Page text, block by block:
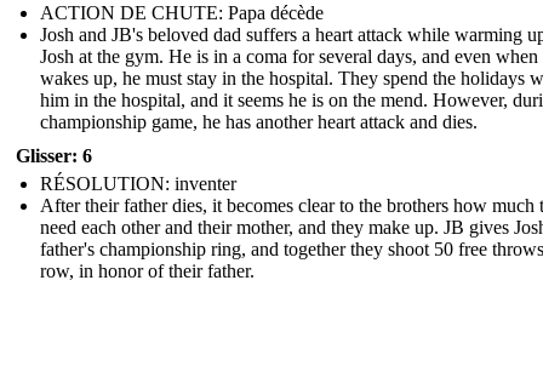
ACTION DE CHUTE: Papa décède
Josh and JB's beloved dad suffers a heart attack while warming
Josh at the gym. He is in a coma for several days, and even when
wakes up, he must stay in the hospital. They spend the holidays
him in the hospital, and it seems he is on the mend. However,
championship game, he has another heart attack and dies.
Glisser: 6
RÉSOLUTION: inventer
After their father dies, it becomes clear to the brothers how much
need each other and their mother, and they make up. JB gives
father's championship ring, and together they shoot 50 free
row, in honor of their father.